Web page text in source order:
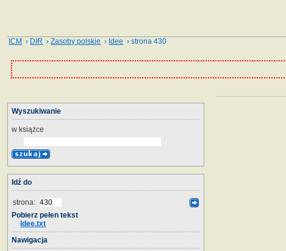
ICM › DIR ›Zasoby polskie › Idee › strona 430
Wyszukiwanie
w książce
Idź do
strona:
Pobierz pełen tekst
Idee.txt
Nawigacja